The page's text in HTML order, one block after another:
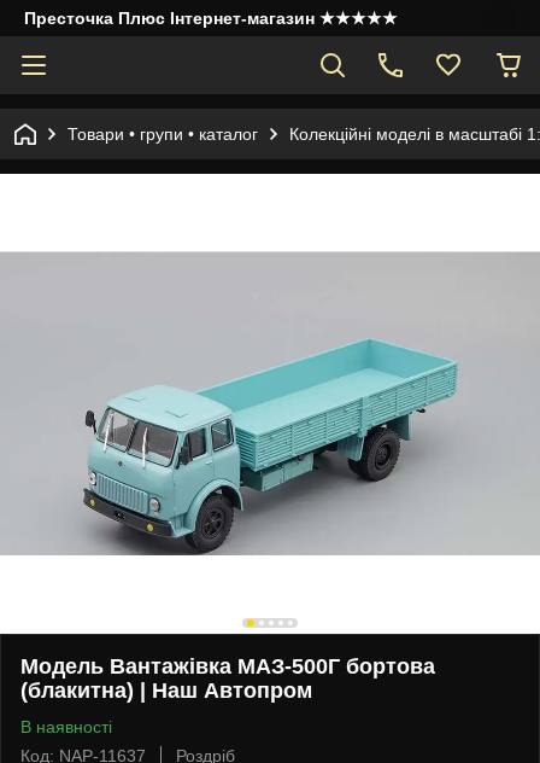
Престочка Плюс Інтернет-магазин ★★★★★
Товари • групи • каталог Колекційні моделі в масштабі
Модель Вантажівка МАЗ-500Г бортова
(блакитна) | Наш Автопром
В наявності
Код: NАP-11637
Роздріб